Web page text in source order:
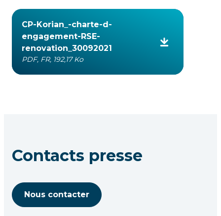
CP-Korian_-charte-d-
engagement-RSE-
renovation_30092021
PDF, FR, 192,17 Ko
Contacts presse
Nous contacter